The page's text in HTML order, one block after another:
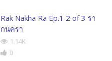
Rak Nakha Ra Ep.1 2 of 3 รา
กนครา
1.14K
0